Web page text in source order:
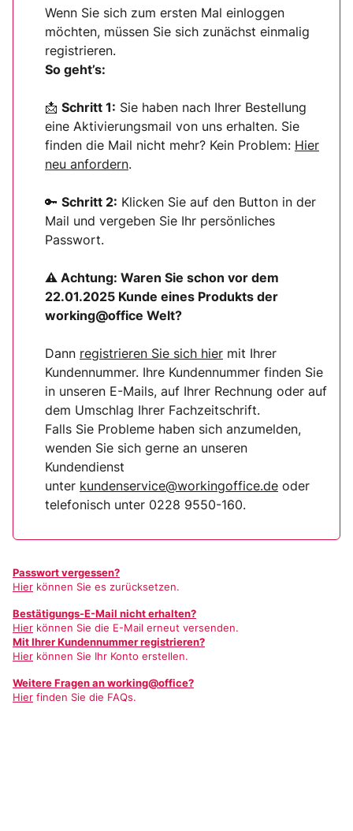
Wenn Sie sich zum ersten Mal einloggen
möchten, müssen Sie sich zunächst einmalig
registrieren.
So geht’s:
📩 Schritt 1: Sie haben nach Ihrer Bestellung
eine Aktivierungsmail von uns erhalten. Sie
finden die Mail nicht mehr? Kein Problem: Hier
neu anfordern.
🔑 Schritt 2: Klicken Sie auf den Button in der
Mail und vergeben Sie Ihr persönliches
Passwort.
⚠ Achtung: Waren Sie schon vor dem
22.01.2025 Kunde eines Produkts der
working@office Welt?
Dann registrieren Sie sich hier mit Ihrer
Kundennummer. Ihre Kundennummer finden Sie
in unseren E-Mails, auf Ihrer Rechnung oder auf
dem Umschlag Ihrer Fachzeitschrift.
Falls Sie Probleme haben sich anzumelden,
wenden Sie sich gerne an unseren
Kundendienst
unter kundenservice@workingoffice.de oder
telefonisch unter 0228 9550-160.
Passwort vergessen?
Hier können Sie es zurücksetzen.
Bestätigungs-E-Mail nicht erhalten?
Hier können Sie die E-Mail erneut versenden.
Mit Ihrer Kundennummer registrieren?
Hier können Sie Ihr Konto erstellen.
Weitere Fragen an working@office?
Hier finden Sie die FAQs.